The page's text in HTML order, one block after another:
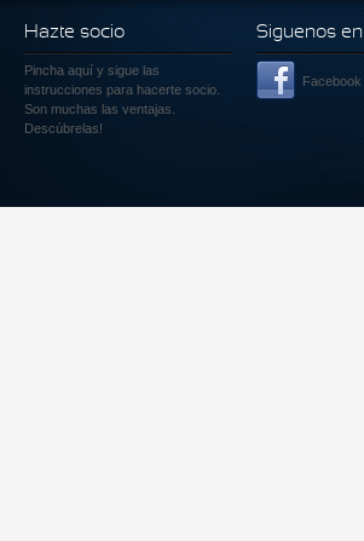
Hazte socio
Pincha aquí y sigue las
instrucciones para hacerte socio.
Son muchas las ventajas.
Descúbrelas!
Siguenos en
Facebook